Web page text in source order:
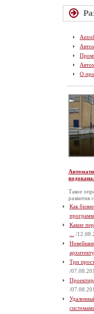
О
Такое
развития
Как
Какие
/
Три
/
/